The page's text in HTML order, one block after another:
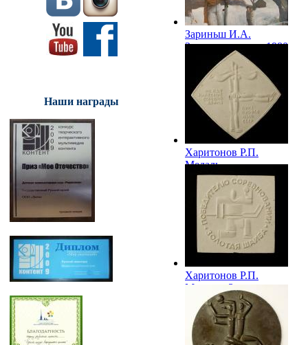
Наши награды
Зариньш И.А.
Зимние радости. 1980
Харитонов Р.П.
Медаль
«Международные
соревнования. Приз
профсоюзов СССР».
1985
Харитонов Р.П.
Медаль «Золотая
шайба». 1985